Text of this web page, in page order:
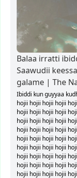
Balaa irratti
Saawudii
galame | The
Ibiddi kun guyyaa
hojii hojii hojii hojii
hojii hojii hojii hojii
hojii hojii hojii hojii
hojii hojii hojii hojii
hojii hojii hojii hojii
hojii hojii hojii hojii
hojii hojii hojii hojii
hojii hojii hojii hojii
hojii hojii hojii hojii